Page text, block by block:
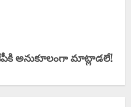
అనుకూలంగా మాట్లాడ‌లే!